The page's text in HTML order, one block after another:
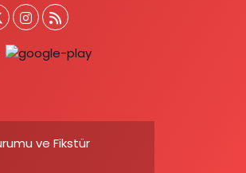
ve Fikstür